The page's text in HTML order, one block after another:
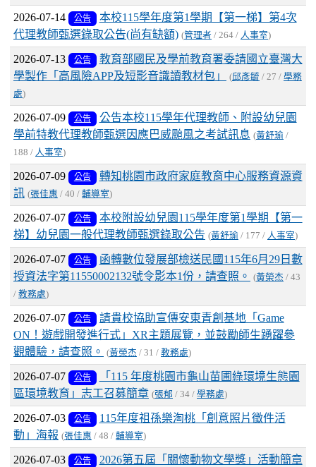
2026-07-14 公告
本校115學年度第1學期【第一梯】第4次
代理教師甄選錄取公告(尚有缺額) (管理者 / 264 / 人事室)
2026-07-13 公告
教育部國民及學前教育署委請國立臺灣大
學製作「高風險APP及短影音識讀教材包」
(邱彥毓 / 27 / 學務
處)
2026-07-09 公告
公告本校115學年代理教師、附設幼兒園
學前特教代理教師甄選因應巴威颱風之考試訊息 (黃舒瑜 /
188 / 人事室)
2026-07-09 公告
轉知桃園市政府家庭教育中心服務資源資
訊 (張佳惠 / 40 / 輔導室)
2026-07-07 公告
本校附設幼兒園115學年度第1學期【第一
梯】幼兒園一般代理教師甄選錄取公告 (黃舒瑜 / 177 / 人事室)
2026-07-07 公告
函轉數位發展部檢送民國115年6月29日數
授資法字第11550002132號令影本1份，請查照。
(黃榮杰 / 43
/ 教務處)
2026-07-07 公告
請貴校協助宣傳安東青創基地「Game
ON！遊戲開發進行式」XR主題展覽，並鼓勵師生踴躍參
觀體驗，請查照。
(黃榮杰 / 31 / 教務處)
2026-07-07 公告
「115 年度桃園市龜山苗圃綠環境生態園
區環境教育」志工召募簡章 (張郁 / 34 / 學務處)
2026-07-03 公告
115年度祖孫樂淘桃「創意照片徵件活
動」海報 (張佳惠 / 48 / 輔導室)
2026-07-03 公告
2026第五屆「關懷動物文學獎」活動簡章